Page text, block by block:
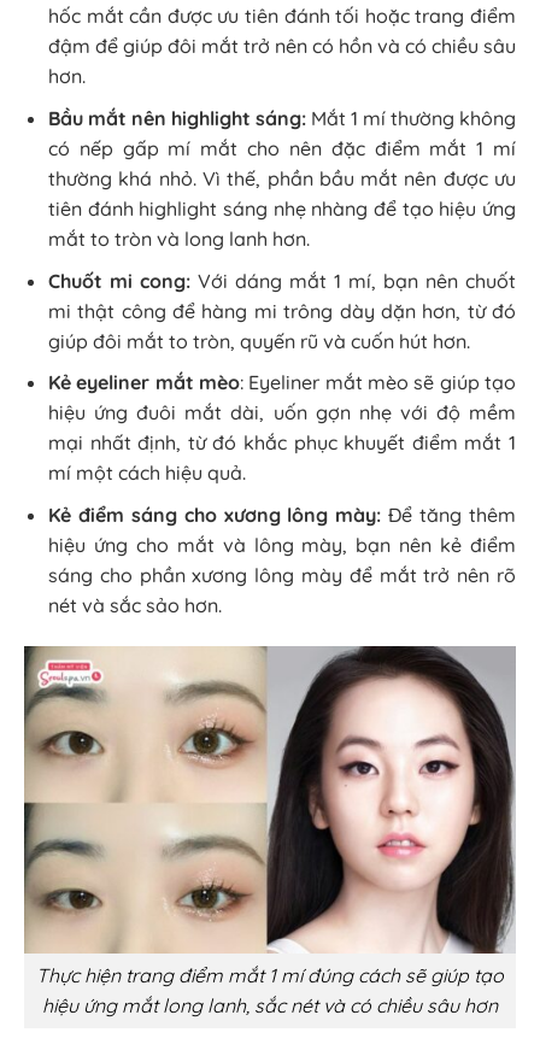
hốc mắt cần được ưu tiên đánh tối hoặc trang điểm
đậm để giúp đôi mắt trở nên có hồn và có chiều sâu
hơn.
Bầu mắt nên highlight sáng: Mắt 1 mí thường không
có nếp gấp mí mắt cho nên đặc điểm mắt 1 mí
thường khá nhỏ. Vì thế, phần bầu mắt nên được ưu
tiên đánh highlight sáng nhẹ nhàng để tạo hiệu ứng
mắt to tròn và long lanh hơn.
Chuốt mi cong: Với dáng mắt 1 mí, bạn nên chuốt
mi thật công để hàng mi trông dày dặn hơn, từ đó
giúp đôi mắt to tròn, quyến rũ và cuốn hút hơn.
Kẻ eyeliner mắt mèo: Eyeliner mắt mèo sẽ giúp tạo
hiệu ứng đuôi mắt dài, uốn gợn nhẹ với độ mềm
mại nhất định, từ đó khắc phục khuyết điểm mắt 1
mí một cách hiệu quả.
Kẻ điểm sáng cho xương lông mày:Để tăng thêm
hiệu ứng cho mắt và lông mày, bạn nên kẻ điểm
sáng cho phần xương lông mày để mắt trở nên rõ
nét và sắc sảo hơn.
Thực hiện trang điểm mắt 1 mí đúng cách sẽ giúp tạo
hiệu ứng mắt long lanh, sắc nét và có chiều sâu hơn